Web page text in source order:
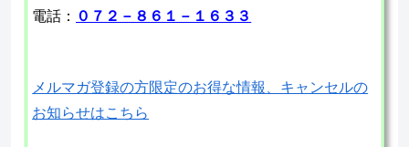
電話： ０７２－８６１－１６３３
メルマガ登録の方限定のお得な情報、キャンセルの
お知らせはこちら